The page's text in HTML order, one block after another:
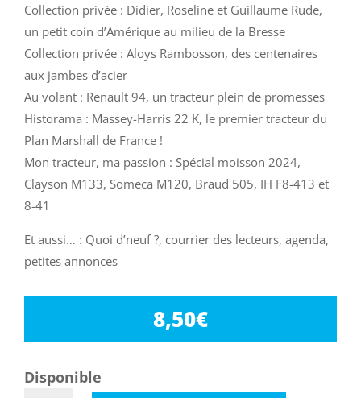
Collection privée : Didier, Roseline et Guillaume Rude,
un petit coin d’Amérique au milieu de la Bresse
Collection privée : Aloys Rambosson, des centenaires
aux jambes d’acier
Au volant : Renault 94, un tracteur plein de promesses
Historama : Massey-Harris 22 K, le premier tracteur du
Plan Marshall de France !
Mon tracteur, ma passion : Spécial moisson 2024,
Clayson M133, Someca M120, Braud 505, IH F8-413 et
8-41
Et aussi… : Quoi d’neuf ?, courrier des lecteurs, agenda,
petites annonces
8,50€
Disponible